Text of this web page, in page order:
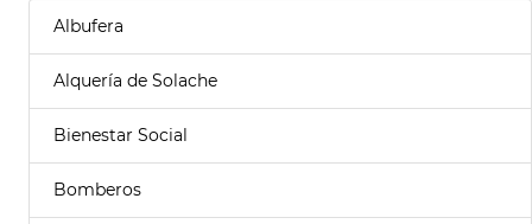
Albufera
Alquería de Solache
Bienestar Social
Bomberos